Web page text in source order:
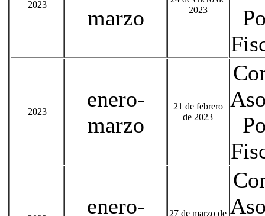
2023
marzo
2023
2023
enero-
marzo
21 de febrero
de 2023
enero-
27 de marzo de